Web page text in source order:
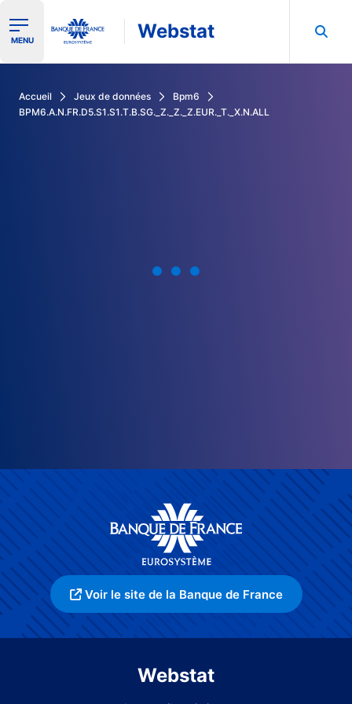
Ouvrir le menu de navigation
MENU Webstat
Accueil Jeux de données
Bpm6
BPM6.A.N.FR.D5.S1.S1.T.B.SG._Z._Z._Z.EUR._T._X.N.ALL
Voir le site de la Banque de France
Webstat